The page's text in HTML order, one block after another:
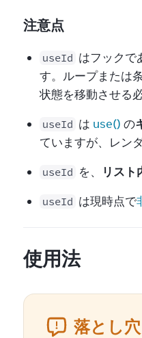
注意点
useId はフックで
す。ループまたは
状態を移動させる
useId は use() の
ていますが、レン
useId を、 リス
useId は現時点で
使用法
落とし穴